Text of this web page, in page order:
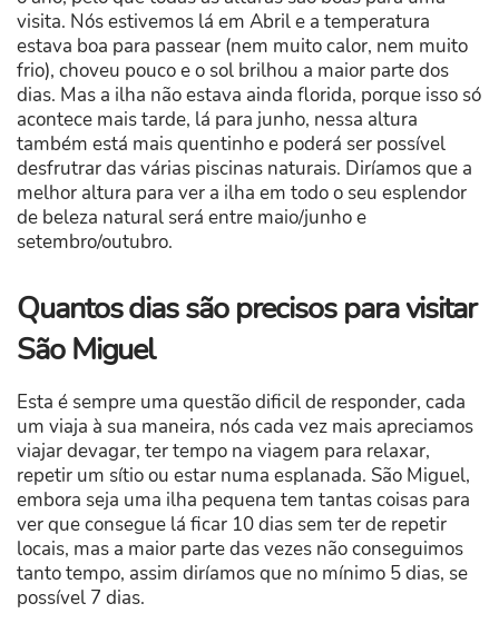
visita. Nós estivemos lá em Abril e a temperatura
estava boa para passear (nem muito calor, nem muito
frio), choveu pouco e o sol brilhou a maior parte dos
dias. Mas a ilha não estava ainda florida, porque isso só
acontece mais tarde, lá para junho, nessa altura
também está mais quentinho e poderá ser possível
desfrutrar das várias piscinas naturais. Diríamos que a
melhor altura para ver a ilha em todo o seu esplendor
de beleza natural será entre maio/junho e
setembro/outubro.
Quantos dias são precisos para visitar
São Miguel
Esta é sempre uma questão dificil de responder, cada
um viaja à sua maneira, nós cada vez mais apreciamos
viajar devagar, ter tempo na viagem para relaxar,
repetir um sítio ou estar numa esplanada. São Miguel,
embora seja uma ilha pequena tem tantas coisas para
ver que consegue lá ficar 10 dias sem ter de repetir
locais, mas a maior parte das vezes não conseguimos
tanto tempo, assim diríamos que no mínimo 5 dias, se
possível 7 dias.